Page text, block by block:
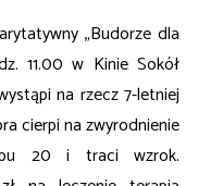
„Budorze dla
11.00 w Kinie Sokół
na rzecz 7-letniej
cierpina zwyrodnienie
20 i traci wzrok.